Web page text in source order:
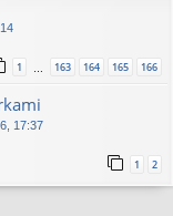
1 163 164 165 166
17:37
1 2